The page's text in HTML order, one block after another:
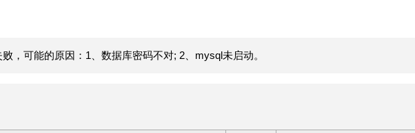
，可能的原因：1、数据库密码不对; 2、mysql未启动。